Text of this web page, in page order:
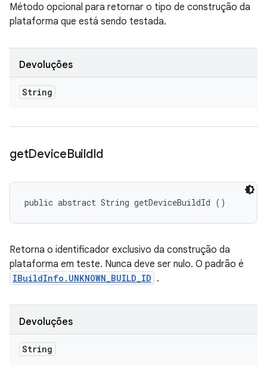
Método opcional para retornar o tipo de construção da
plataforma que está sendo testada.
Devoluções
String
getDeviceBuildId
public abstract String getDeviceBuildId ()
Retorna o identificador exclusivo da construção da
plataforma em teste. Nunca deve ser nulo. O padrão é
IBuildInfo.UNKNOWN_BUILD_ID .
Devoluções
String